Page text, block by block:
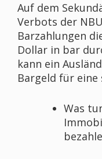
Auf dem
Verbots der
Barzahlungen
Dollar in bar
kann ein
Bargeld für eine
Was